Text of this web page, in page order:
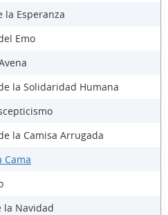
la Esperanza
Emo
la Solidaridad Humana
la Camisa Arrugada
Cama
la Navidad